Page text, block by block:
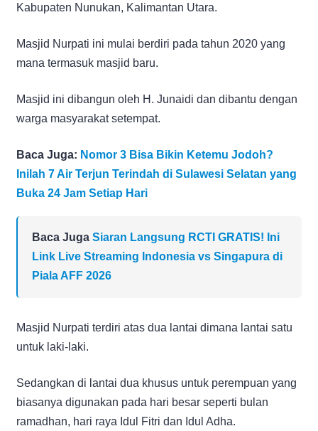
Kabupaten Nunukan, Kalimantan Utara.
Masjid Nurpati ini mulai berdiri pada tahun 2020 yang
mana termasuk masjid baru.
Masjid ini dibangun oleh H. Junaidi dan dibantu dengan
warga masyarakat setempat.
Baca Juga: Nomor 3 Bisa Bikin Ketemu Jodoh?
Inilah 7 Air Terjun Terindah di Sulawesi Selatan yang
Buka 24 Jam Setiap Hari
Baca Juga Siaran Langsung RCTI GRATIS! Ini
Link Live Streaming Indonesia vs Singapura di
Piala AFF 2026
Masjid Nurpati terdiri atas dua lantai dimana lantai satu
untuk laki-laki.
Sedangkan di lantai dua khusus untuk perempuan yang
biasanya digunakan pada hari besar seperti bulan
ramadhan, hari raya Idul Fitri dan Idul Adha.